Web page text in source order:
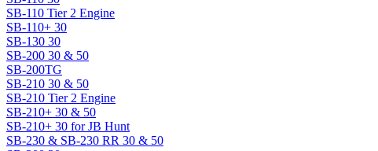
SB-110 Tier 2 Engine
SB-110+ 30
SB-130 30
SB-200 30 & 50
SB-200TG
SB-210 30 & 50
SB-210 Tier 2 Engine
SB-210+ 30 & 50
SB-210+ 30 for JB Hunt
SB-230 & SB-230 RR 30 & 50